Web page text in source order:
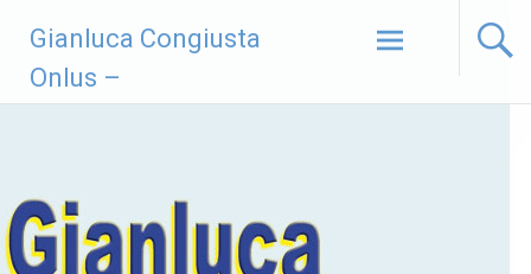
contenuto
Gianluca Congiusta
Onlus –